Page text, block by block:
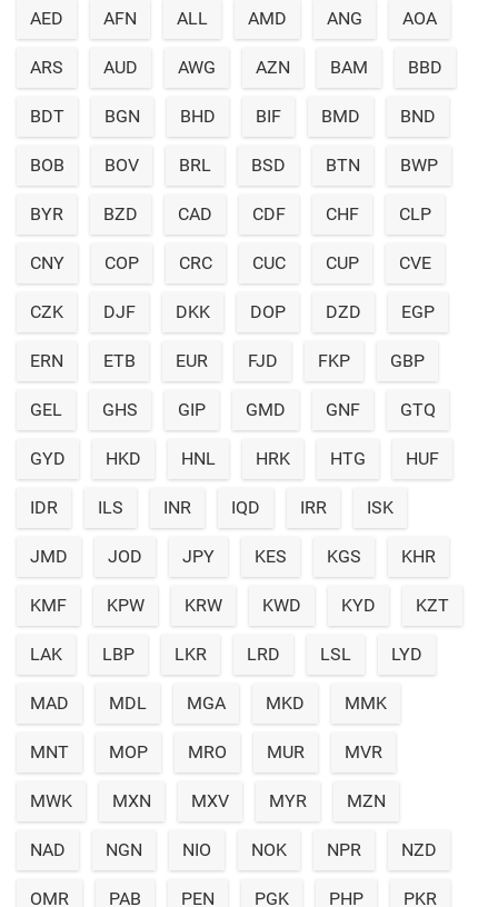
AED AFN ALL AMD ANG AOA
ARS AUD AWG AZN BAM BBD
BDT BGN BHD BIF BMD BND
BOB BOV BRL BSD BTN BWP
BYR BZD CAD CDF CHF CLP
CNY COP CRC CUC CUP CVE
CZK DJF DKK DOP DZD EGP
ERN ETB EUR FJD FKP GBP
GEL GHS GIP GMD GNF GTQ
GYD HKD HNL HRK HTG HUF
IDR ILS INR IQD IRR ISK
JMD JOD JPY KES KGS KHR
KMF KPW KRW KWD KYD KZT
LAK LBP LKR LRD LSL LYD
MAD MDL MGA MKD MMK
MNT MOP MRO MUR MVR
MWK MXN MXV MYR MZN
NAD NGN NIO NOK NPR NZD
OMR PAB PEN PGK PHP PKR